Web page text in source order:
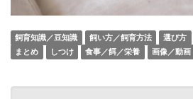
飼育知識／豆知識 飼い方／飼育方法 選び方
まとめ
しつけ 食事／餌／栄養 画像／動画